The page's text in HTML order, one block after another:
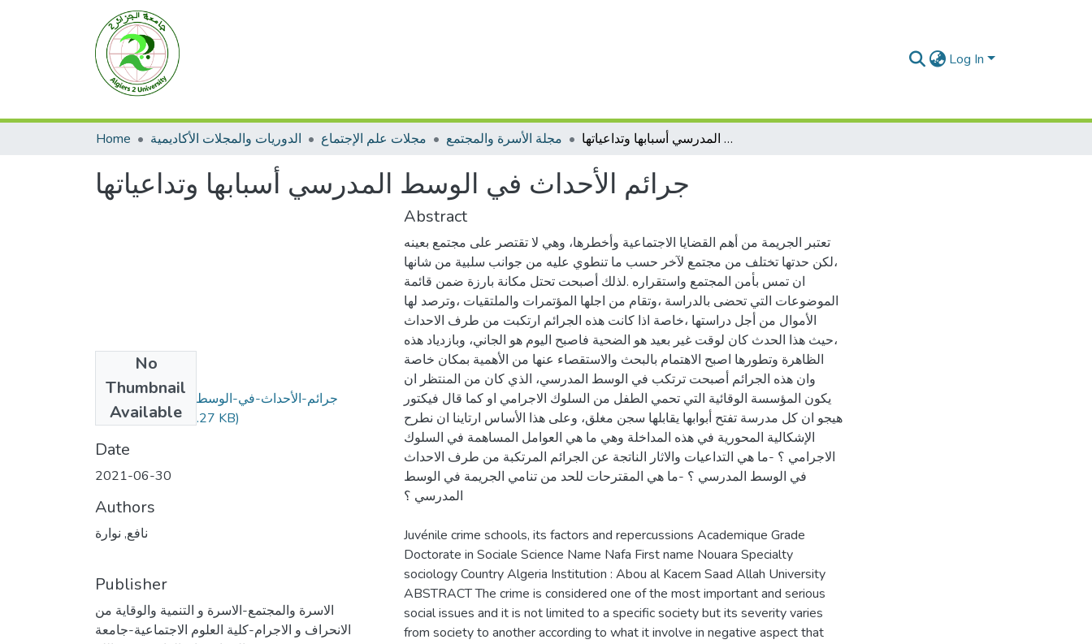
Log In
Home الدوريات والمجلات الأكاديمية مجلات علم الإجتماع مجلة الأسرة والمجتمع جرائم الأحداث في الوسط المدرسي أسبابها وتداعياتها
جرائم الأحداث في الوسط المدرسي أسبابها وتداعياتها
No
Thumbnail
Available
جرائم-الأحداث-في-الوسط-المدرسي-أسبابها-
وتداعياتها.pdf(449.27 KB)
Date
2021-06-30
Authors
نافع, نوارة
Publisher
الاسرة والمجتمع-الاسرة و التنمية والوقاية من
الانحراف و الاجرام-كلية العلوم الاجتماعية-جامعة
Abstract
تعتبر الجريمة من أهم القضايا الاجتماعية وأخطرها، وهي لا تقتصر على مجتمع بعينه
،لكن حدتها تختلف من مجتمع لآخر حسب ما تنطوي عليه من جوانب سلبية من شانها
ان تمس بأمن المجتمع واستقراره .لذلك أصبحت تحتل مكانة بارزة ضمن قائمة
الموضوعات التي تحضى بالدراسة ،وتقام من اجلها المؤتمرات والملتقيات ،وترصد لها
الأموال من أجل دراستها ،خاصة اذا كانت هذه الجرائم ارتكبت من طرف الاحداث
،حيث هذا الحدث كان لوقت غير بعيد هو الضحية فاصبح اليوم هو الجاني، وبازدياد هذه
الظاهرة وتطورها اصبح الاهتمام بالبحث والاستقصاء عنها من الأهمية بمكان خاصة
وان هذه الجرائم أصبحت ترتكب في الوسط المدرسي، الذي كان من المنتظر ان
يكون المؤسسة الوقائية التي تحمي الطفل من السلوك الاجرامي او كما قال فيكتور
هيجو ان كل مدرسة تفتح أبوابها يقابلها سجن مغلق، وعلى هذا الأساس ارتاينا ان نطرح
الإشكالية المحورية في هذه المداخلة وهي ما هي العوامل المساهمة في السلوك
الاجرامي ؟ -ما هي التداعيات والاثار الناتجة عن الجرائم المرتكبة من طرف الاحداث
في الوسط المدرسي ؟ -ما هي المقترحات للحد من تنامي الجريمة في الوسط
المدرسي ؟
Juvénile crime schools, its factors and repercussions Academique Grade
Doctorate in Sociale Science Name Nafa First name Nouara Specialty
sociology Country Algeria Institution : Abou al Kacem Saad Allah University
ABSTRACT The crime is considered one of the most important and serious
social issues and it is not limited to a specific society but its severity varies
from society to another according to what it involve in negative aspect that